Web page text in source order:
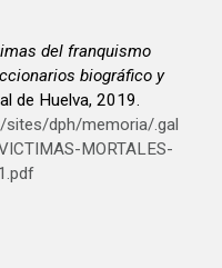
del franquismo
biográfico y
de Huelva, 2019.
sites/dph/memoria/.gal
MORTALES-